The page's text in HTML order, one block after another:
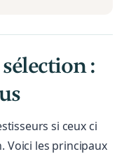
:
si ceux ci
Voici les principaux